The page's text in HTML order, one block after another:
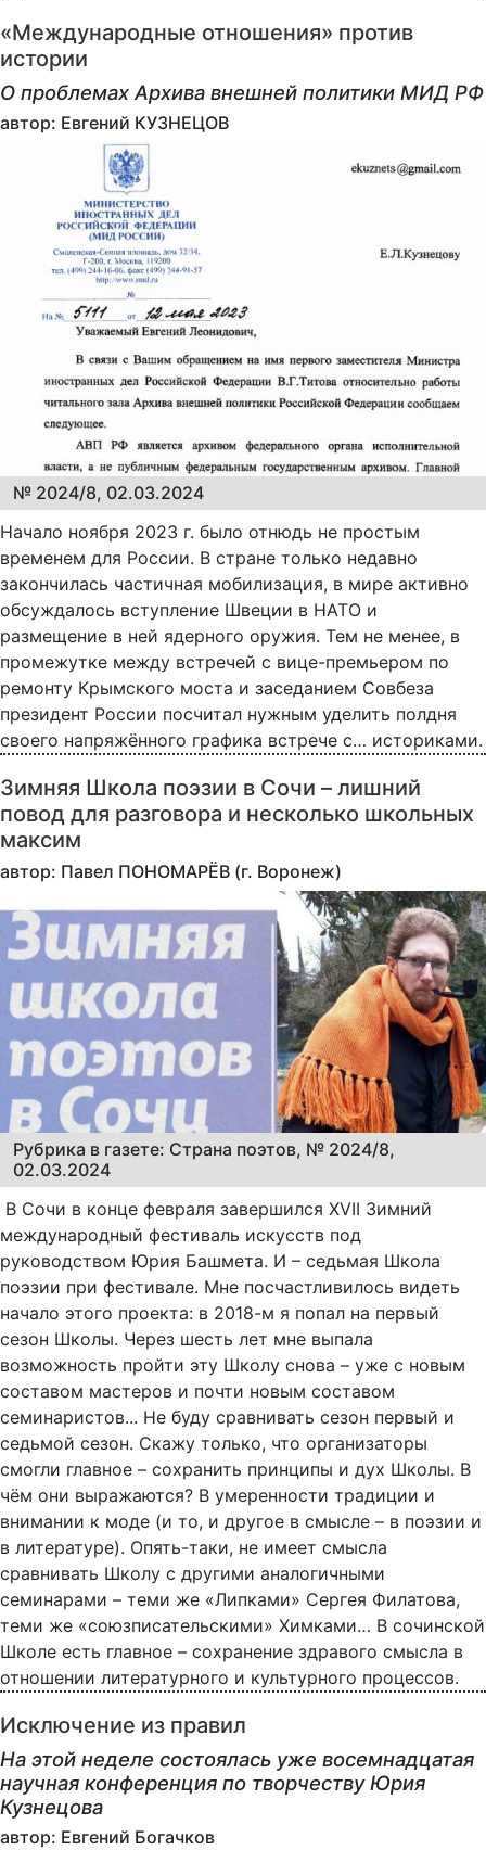
«Международные отношения» против
истории
О проблемах Архива внешней политики МИД РФ
автор: Евгений КУЗНЕЦОВ
№ 2024/8, 02.03.2024
Начало ноября 2023 г. было отнюдь не простым
временем для России. В стране только недавно
закончилась частичная мобилизация, в мире активно
обсуждалось вступление Швеции в НАТО и
размещение в ней ядерного оружия. Тем не менее, в
промежутке между встречей с вице-премьером по
ремонту Крымского моста и заседанием Совбеза
президент России посчитал нужным уделить полдня
своего напряжённого графика встрече с… историками.
Зимняя Школа поэзии в Сочи – лишний
повод для разговора и несколько школьных
максим
автор: Павел ПОНОМАРЁВ (г. Воронеж)
Рубрика в газете: Страна поэтов, № 2024/8,
02.03.2024
В Сочи в конце февраля завершился XVII Зимний
международный фестиваль искусств под
руководством Юрия Башмета. И – седьмая Школа
поэзии при фестивале. Мне посчастливилось видеть
начало этого проекта: в 2018-м я попал на первый
сезон Школы. Через шесть лет мне выпала
возможность пройти эту Школу снова – уже с новым
составом мастеров и почти новым составом
семинаристов... Не буду сравнивать сезон первый и
седьмой сезон. Скажу только, что организаторы
смогли главное – сохранить принципы и дух Школы. В
чём они выражаются? В умеренности традиции и
внимании к моде (и то, и другое в смысле – в поэзии и
в литературе). Опять-таки, не имеет смысла
сравнивать Школу с другими аналогичными
семинарами – теми же «Липками» Сергея Филатова,
теми же «союзписательскими» Химками… В сочинской
Школе есть главное – сохранение здравого смысла в
отношении литературного и культурного процессов.
Исключение из правил
На этой неделе состоялась уже восемнадцатая
научная конференция по творчеству Юрия
Кузнецова
автор: Евгений Богачков